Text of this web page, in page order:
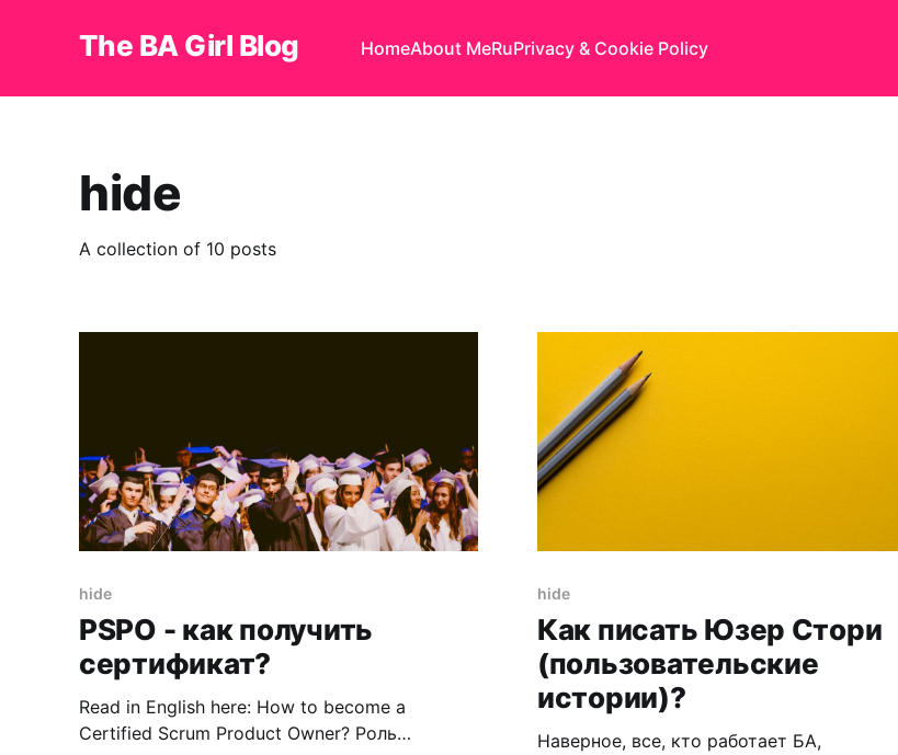
The BA Girl Blog HomeAbout MeRuPrivacy & Cookie Policy
hide
A collection of 10 posts
hide
PSPO - как получить
сертификат?
Read in English here: How to become a
Certified Scrum Product Owner? Роль
hide
Как писать Юзер Стори
(пользовательские
истории)?
Наверное, все, кто работает БА,